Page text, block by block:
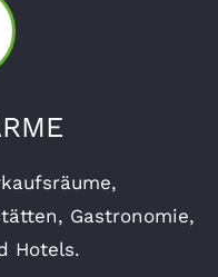
Gastronomie,
Hotels.